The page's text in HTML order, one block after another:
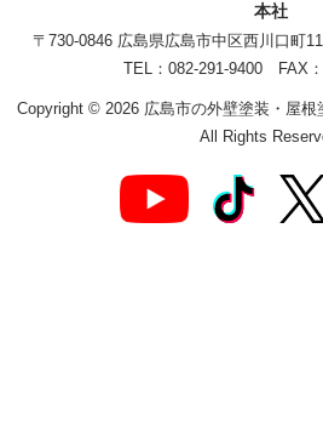
本社
〒730-0846 広島県広島市中区西川口町
TEL：082-291-9400 FAX
Copyright © 2026 広島市の外壁塗装・屋根
All Rights